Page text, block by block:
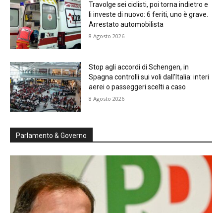
Travolge sei ciclisti, poi torna indietro e
li investe di nuovo: 6 feriti, uno è grave.
Arrestato automobilista
8 Agosto 2026
Stop agli accordi di Schengen, in
Spagna controlli sui voli dall’Italia: interi
aerei o passeggeri scelti a caso
8 Agosto 2026
Parlamento & Governo